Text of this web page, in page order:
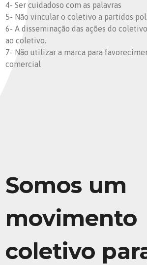
4- Ser cuidadoso com as palavras
5- Não vincular o coletivo a partidos
6- A disseminação das ações do
ao coletivo.
7- Não utilizar a marca para
comercial
Somos um
movimento
coletivo